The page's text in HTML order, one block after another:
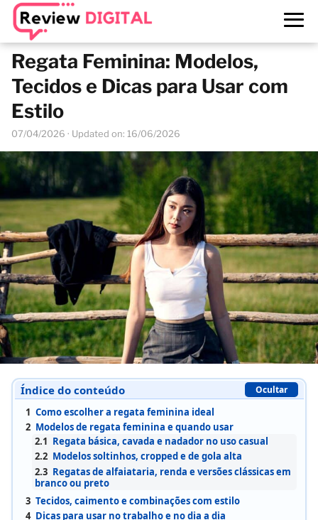
Regata Feminina: Modelos,
Tecidos e Dicas para Usar com
Estilo
07/04/2026 · Updated on: 16/06/2026
Índice do conteúdo Ocultar
1 Como escolher a regata feminina ideal
2 Modelos de regata feminina e quando usar
2.1 Regata básica, cavada e nadador no uso casual
2.2 Modelos soltinhos, cropped e de gola alta
2.3 Regatas de alfaiataria, renda e versões clássicas em
branco ou preto
3 Tecidos, caimento e combinações com estilo
4 Dicas para usar no trabalho e no dia a dia